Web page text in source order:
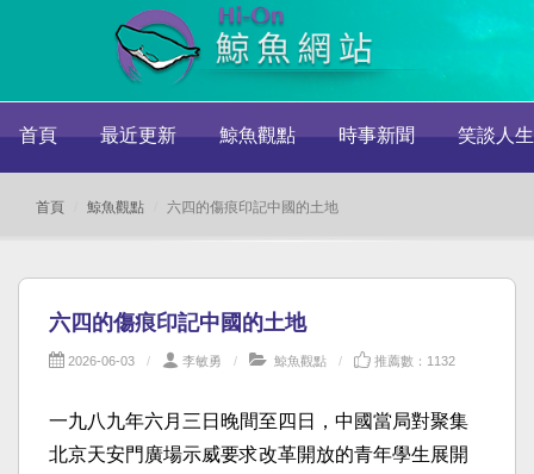
首頁 最近更新 鯨魚觀點 時事新聞 笑談人生
首頁 鯨魚觀點 六四的傷痕印記中國的土地
六四的傷痕印記中國的土地
2026-06-03 李敏勇 鯨魚觀點 推薦數：1132
一九八九年六月三日晚間至四日，中國當局對聚集
北京天安門廣場示威要求改革開放的青年學生展開